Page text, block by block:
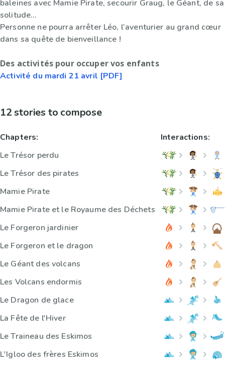
baleines avec Mamie Pirate, secourir Graug, le Géant, de sa
solitude…
Personne ne pourra arrêter Léo, l’aventurier au grand cœur
dans sa quête de bienveillance !
Des activités pour occuper vos enfants
Activité du mardi 21 avril [PDF]
12 stories to compose
Chapters:
Le Trésor perdu
Le Trésor des pirates
Mamie Pirate
Mamie Pirate et le Royaume des Déchets
Le Forgeron jardinier
Le Forgeron et le dragon
Le Géant des volcans
Les Volcans endormis
Le Dragon de glace
La Fête de l'Hiver
Le Traineau des Eskimos
L'Igloo des frères Eskimos
Interactions: